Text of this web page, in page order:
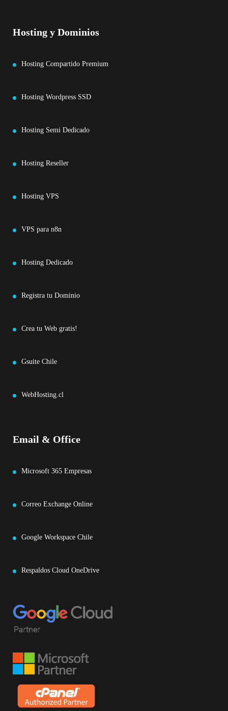
Hosting y Dominios
Hosting Compartido Premium
Hosting Wordpress SSD
Hosting Semi Dedicado
Hosting Reseller
Hosting VPS
VPS para n8n
Hosting Dedicado
Registra tu Dominio
Crea tu Web gratis!
Gsuite Chile
WebHosting.cl
Email & Office
Microsoft 365 Empresas
Correo Exchange Online
Google Workspace Chile
Respaldos Cloud OneDrive